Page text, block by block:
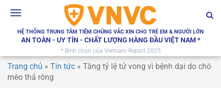
Toggle
HỆ THỐNG TRUNG TÂM TIÊM CHỦNG VẮC XIN CHO TRẺ EM & NGƯỜI LỚN
AN TOÀN - UY TÍN - CHẤT LƯỢNG HÀNG ĐẦU VIỆT NAM *
* Bình chọn của Vietnam Report 2025
Trang chủ » Tin tức » Tăng tỷ lệ tử vong vì bệnh dại do chó
mèo thả rông